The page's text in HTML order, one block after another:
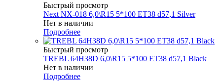
Быстрый просмотр
Next NX-018 6,0\R15 5*100 ET38 d57,1 Silver
Нет в наличии
Подробнее
Быстрый просмотр
TREBL 64H38D 6,0\R15 5*100 ET38 d57,1 Black
Нет в наличии
Подробнее